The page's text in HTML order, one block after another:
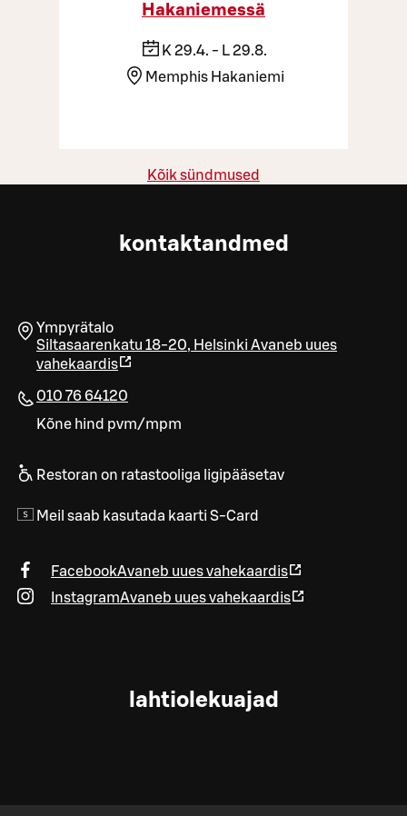
Hakaniemessä
K 29.4. - L 29.8.
Memphis Hakaniemi
Kõik sündmused
kontaktandmed
Ympyrätalo
Siltasaarenkatu 18-20, Helsinki Avaneb uues
vahekaardis
010 76 64120
Kõne hind pvm/mpm
Restoran on ratastooliga ligipääsetav
Meil saab kasutada kaarti S-Card
FacebookAvaneb uues vahekaardis
InstagramAvaneb uues vahekaardis
lahtiolekuajad